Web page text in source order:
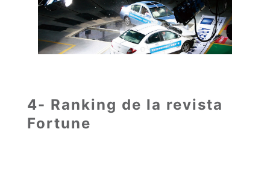
4- Ranking de la revista
Fortune